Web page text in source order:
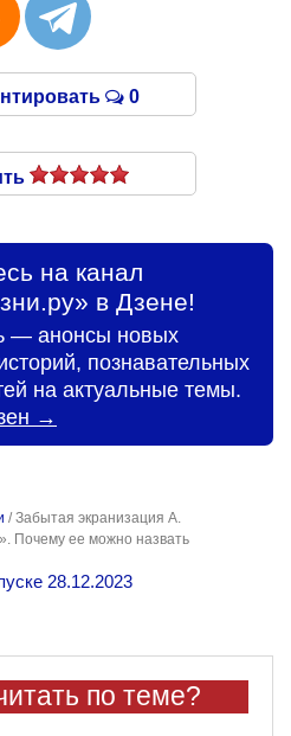
0
на канал
в Дзене!
— анонсы новых
познавательных
на актуальные темы.
→
/Забытая экранизация А.
Почему ее можно назвать
28.12.2023
по теме?